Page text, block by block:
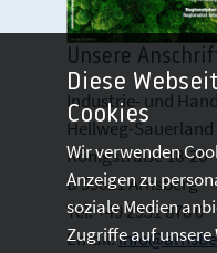
Unsere
Industrie- und
Hellweg-Sauerland
Königstraße 18-20
D 59821 Arnsberg
Tel: +49 2931 878 0
Email:
Diese
Cookies
Wir verwenden
Anzeigen zu
soziale Medien
Zugriffe auf unsere